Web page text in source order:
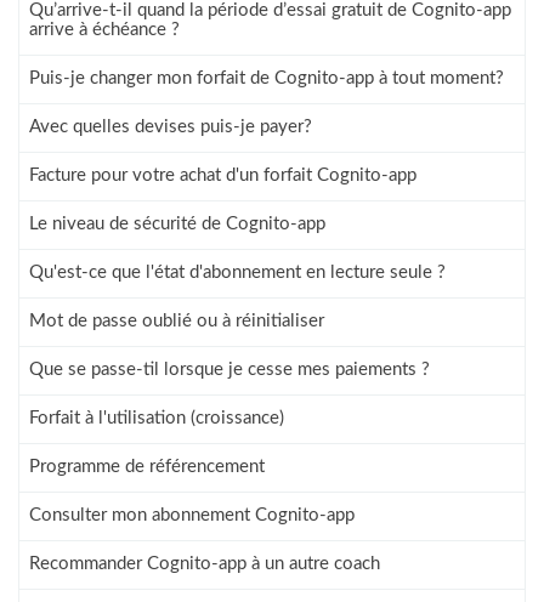
Qu’arrive-t-il quand la période d’essai gratuit de Cognito-app
arrive à échéance ?
Puis-je changer mon forfait de Cognito-app à tout moment?
Avec quelles devises puis-je payer?
Facture pour votre achat d'un forfait Cognito-app
Le niveau de sécurité de Cognito-app
Qu'est-ce que l'état d'abonnement en lecture seule ?
Mot de passe oublié ou à réinitialiser
Que se passe-til lorsque je cesse mes paiements ?
Forfait à l'utilisation (croissance)
Programme de référencement
Consulter mon abonnement Cognito-app
Recommander Cognito-app à un autre coach